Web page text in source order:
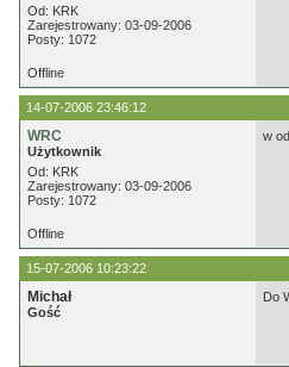
Od: KRK
Zarejestrowany: 03-09-2006
Posty: 1072
Offline
14-07-2006 23:46:12
WRC
Użytkownik
Od: KRK
Zarejestrowany: 03-09-2006
Posty: 1072
w
Offline
15-07-2006 10:23:22
Michał
Gość
Do